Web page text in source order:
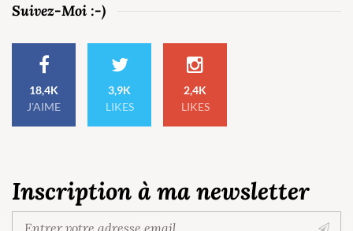
Suivez-Moi :-)
18,4K
J'AIME
3,9K
LIKES
2,4K
LIKES
Inscription à ma newsletter